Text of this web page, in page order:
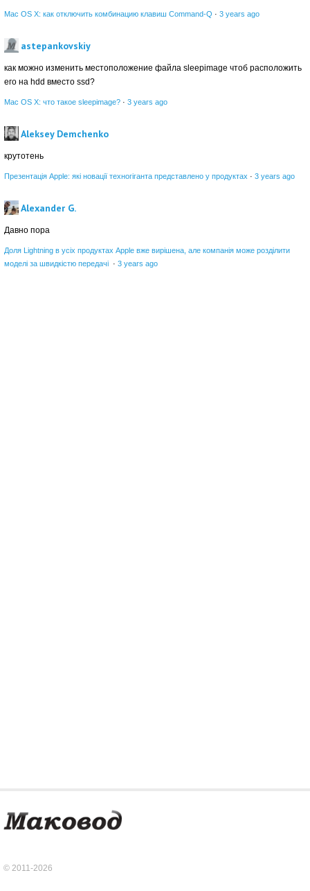
Mac OS X: как отключить комбинацию клавиш Command-Q · 3 years ago
astepankovskiy
как можно изменить местоположение файла sleepimage чтоб расположить
его на hdd вместо ssd?
Mac OS X: что такое sleepimage? · 3 years ago
Aleksey Demchenko
крутотень
Презентація Apple: які новації техногіганта представлено у продуктах · 3 years ago
Alexander G.
Давно пора
Доля Lightning в усіх продуктах Apple вже вирішена, але компанія може розділити
моделі за швидкістю передачі · 3 years ago
© 2011-2026